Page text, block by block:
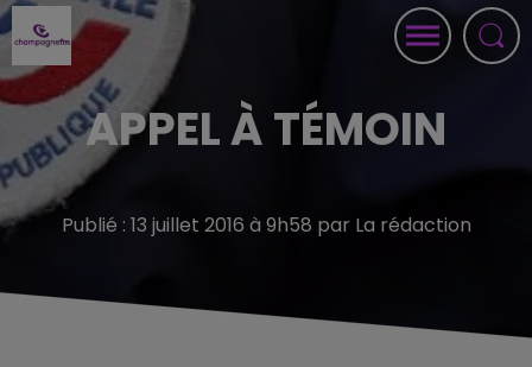
APPEL À TÉMOIN
Publié : 13 juillet 2016 à 9h58 par La rédaction